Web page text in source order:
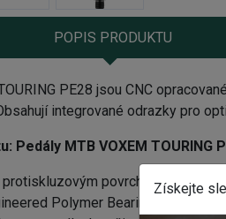
POPIS PRODUKTU
PE28 jsou CNC
integrované odrazky pro
Pedály MTB VOXEM TOURING
povrchem)
Polymer Bearing)
Získejte